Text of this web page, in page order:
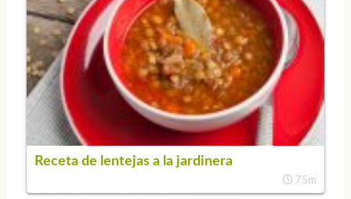
Receta de lentejas a la jardinera
75m